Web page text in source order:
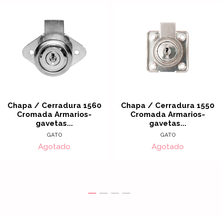
Chapa / Cerradura 1560
Cromada Armarios-
gavetas...
GATO
Agotado
Chapa / Cerradura 1550
Cromada Armarios-
gavetas...
GATO
Agotado